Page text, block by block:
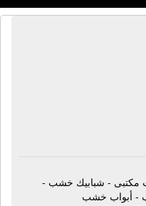
مكتبى - شبابيك خشب -
- أبواب خشب